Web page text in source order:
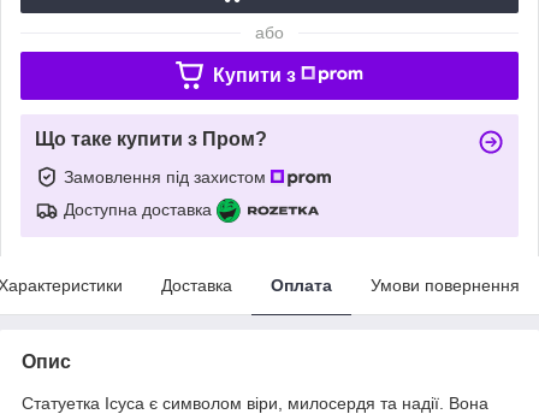
або
Купити з
Що таке купити з Пром?
Замовлення під захистом
Доступна доставка
Доставка Оплата Умови повернення
Опис
Статуетка Ісуса є символом віри, милосердя та надії. Вона